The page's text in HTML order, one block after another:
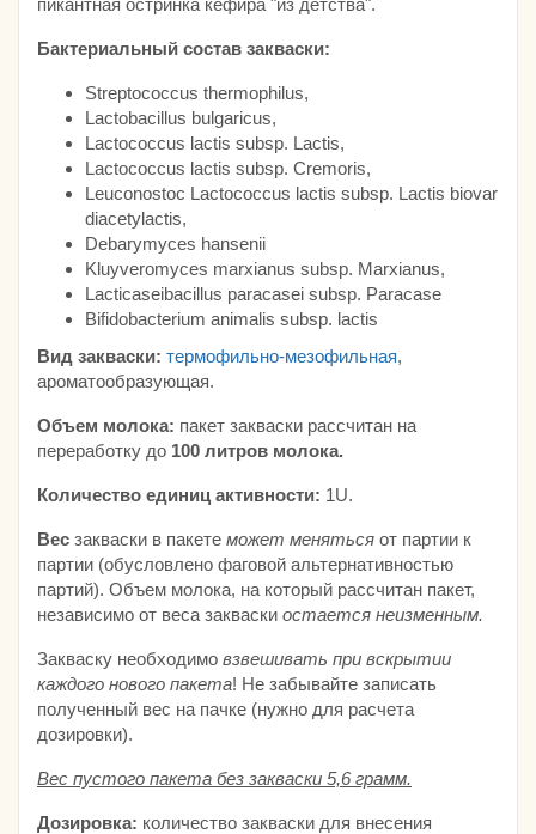
Бактериальный состав закваски:
Streptococcus thermophilus,
Lactobacillus bulgaricus,
Lactococcus lactis subsp. Lactis,
Lactococcus lactis subsp. Cremoris,
Leuconostoc Lactococcus lactis subsp. Lactis biovar
diacetylactis,
Debarymyces hansenii
Kluyveromyces marxianus subsp. Marxianus,
Lacticaseibacillus paracasei subsp. Paracase
Bifidobacterium animalis subsp. lactis
Вид закваски: термофильно-мезофильная,
ароматообразующая.
Объем молока: пакет закваски рассчитан на
переработку до 100 литров молока.
Количество единиц активности: 1U.
Вес закваски в пакете может меняться от партии к
партии (обусловлено фаговой альтернативностью
партий). Объем молока, на который рассчитан пакет,
независимо от веса закваски остается неизменным.
Закваску необходимо взвешивать при вскрытии
каждого нового пакета! Не забывайте записать
полученный вес на пачке (нужно для расчета
дозировки).
Вес пустого пакета без закваски 5,6 грамм.
Дозировка: количество закваски для внесения